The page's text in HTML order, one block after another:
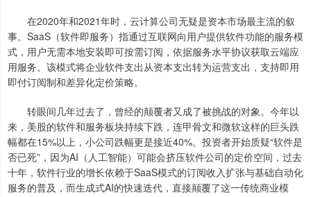
在2020年和2021年时，云计算公司无疑是资本市场最主流的叙
事。SaaS（软件即服务）指通过互联网向用户提供软件功能的服务模
式，用户无需本地安装即可按需订阅，依据服务水平协议获取云端应
用服务。该模式将企业软件支出从资本支出转为运营支出，支持即用
即付订阅制和差异化定价策略。
转眼间几年过去了，曾经的颠覆者又成了被挑战的对象。今年以
来，美股的软件和服务板块持续下跌，连甲骨文和微软这样的巨头跌
幅都在15%以上，小公司跌幅更是接近40%。投资者开始质疑“软件是
否已死”，因为AI（人工智能）可能会挤压软件公司的定价空间，过去
十年，软件行业的增长依赖于SaaS模式的订阅收入扩张与基础自动化
服务的普及，而生成式AI的快速迭代，直接颠覆了这一传统商业模